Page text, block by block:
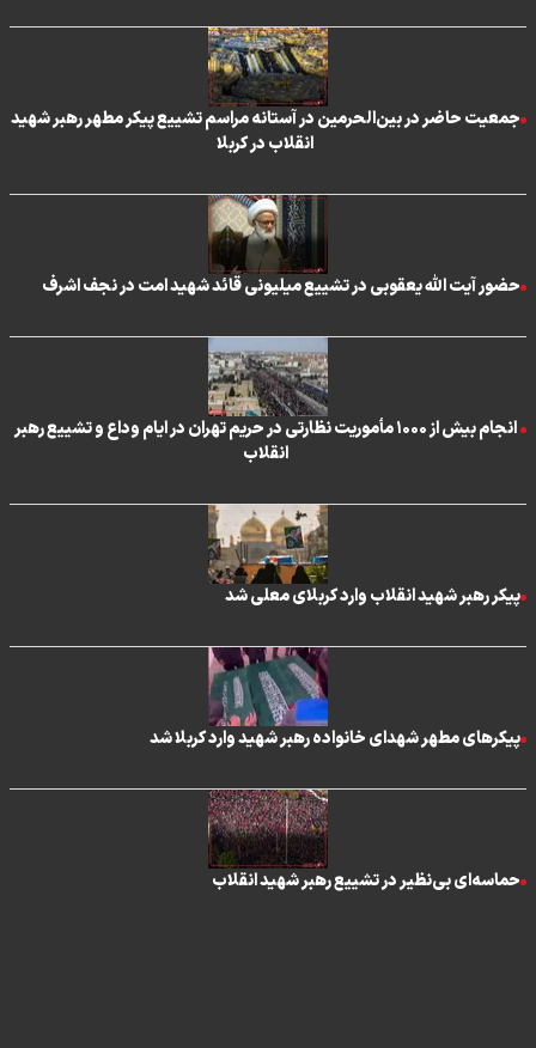
جمعیت حاضر در بین‌الحرمین در آستانه مراسم تشییع پیکر مطهر رهبر شهید
انقلاب در کربلا
حضور آیت الله یعقوبی در تشییع میلیونی قائد شهید امت در نجف اشرف
انجام بیش از ۱۰۰۰ مأموریت نظارتی در حریم تهران در ایام وداع و تشییع رهبر
انقلاب
پیکر رهبر شهید انقلاب وارد کربلای معلی شد
پیکرهای مطهر شهدای خانواده رهبر شهید وارد کربلا شد
حماسه‌ای بی‌نظیر در تشییع رهبر شهید انقلاب